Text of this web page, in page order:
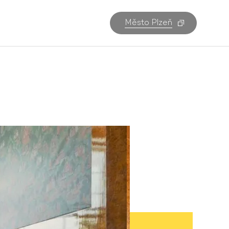
Město Plzeň